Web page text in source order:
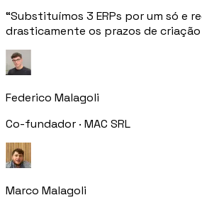
“Substituímos 3 ERPs por um só e
drasticamente os prazos de
Federico Malagoli
Co-fundador · MAC SRL
Marco Malagoli